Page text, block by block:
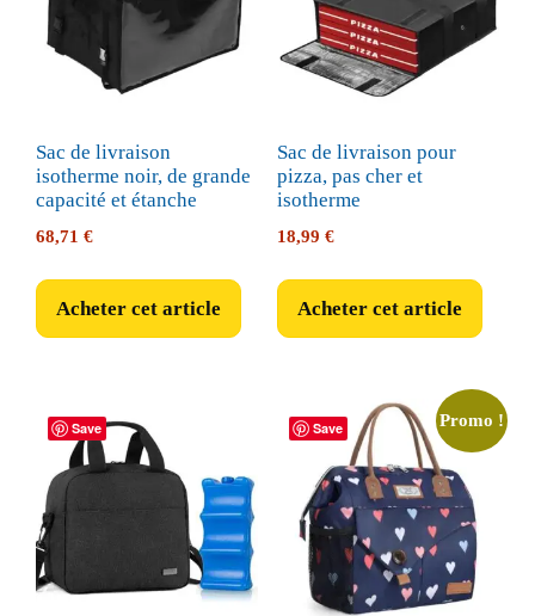
Sac de livraison
isotherme noir, de grande
capacité et étanche
68,71 €
Acheter cet article
Sac de livraison pour
pizza, pas cher et
isotherme
18,99 €
Acheter cet article
Save Save Promo !